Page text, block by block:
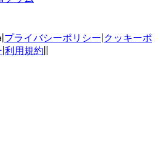
プライバシーポリシー クッキーポ
利用規約